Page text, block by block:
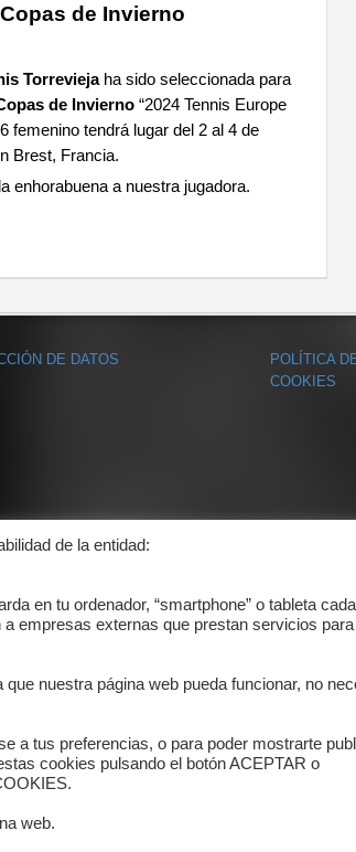
de Invierno
Torreviejaha sido seleccionada para
de Invierno “2024 Tennis Europe
femenino tendrá lugar del 2 al 4 de
Brest, Francia.
enhorabuena a nuestra jugadora.
DE DATOS
POLÍTICA
COOKIES
de la entidad:
en tu ordenador, “smartphone” o tableta
empresas externas que prestan servicios
nuestra página web pueda funcionar, no
a tus preferencias, o para poder mostrarte
cookies pulsando el botón ACEPTAR o
web.